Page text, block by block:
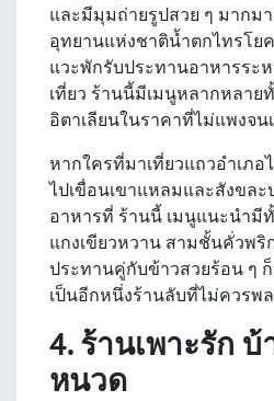
และมีมุมถ่ายรูปสวย ๆ มากม
อุทยานแห่งชาติน้ำตกไทรโย
แวะพักรับประทานอาหารระ
เที่ยว ร้านนี้มีเมนูหลากหลาย
อิตาเลียนในราคาที่ไม่แพงจน
หากใครที่มาเที่ยวแถวอำเภอ
ไปเขื่อนเขาแหลมและสังขล
อาหารที่ ร้านนี้ เมนูแนะนำมี
แกงเขียวหวาน สามชั้นคั่วพริ
ประทานคู่กับข้าวสวยร้อน ๆ
เป็นอีกหนึ่งร้านลับที่ไม่ควรพ
4. ร้านเพาะรัก
หนวด